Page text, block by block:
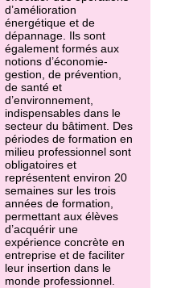
d’amélioration
énergétique et de
dépannage. Ils sont
également formés aux
notions d’économie-
gestion, de prévention,
de santé et
d’environnement,
indispensables dans le
secteur du bâtiment. Des
périodes de formation en
milieu professionnel sont
obligatoires et
représentent environ 20
semaines sur les trois
années de formation,
permettant aux élèves
d’acquérir une
expérience concrète en
entreprise et de faciliter
leur insertion dans le
monde professionnel.